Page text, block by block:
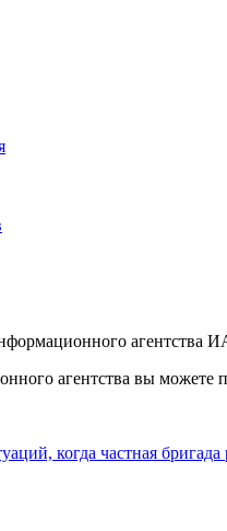
информационного
агентства вы можете
когда частная бригада